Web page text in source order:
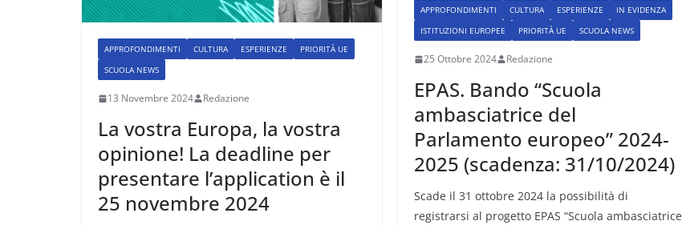
APPROFONDIMENTI CULTURA ESPERIENZE
PRIORITÀ UE
SCUOLA NEWS
13 Novembre 2024 Redazione
La vostra Europa, la vostra
opinione! La deadline per
presentare l’application è il
25 novembre 2024
APPROFONDIMENTI CULTURA ESPERIENZE
IN EVIDENZA
ISTITUZIONI EUROPEE
PRIORITÀ UE SCUOLA NEWS
25 Ottobre 2024 Redazione
EPAS. Bando “Scuola
ambasciatrice del
Parlamento europeo” 2024-
2025 (scadenza: 31/10/2024)
Scade il 31 ottobre 2024 la possibilità di
registrarsi al progetto EPAS “Scuola ambasciatrice